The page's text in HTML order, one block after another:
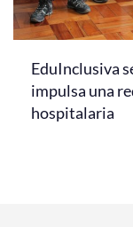
EduInclusiva
impulsa una
hospitalaria